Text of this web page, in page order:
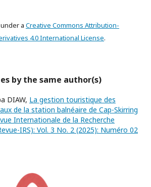
a Creative Commons Attribution-
4.0 International License.
by the same author(s)
DIAW, La gestion touristique des
de la station balnéaire de Cap-Skirring
Internationale de la Recherche
IRS): Vol. 3 No. 2 (2025): Numéro 02